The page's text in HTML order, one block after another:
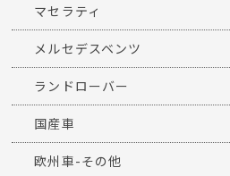
マセラティ
メルセデスベンツ
ランドローバー
国産車
欧州車-その他